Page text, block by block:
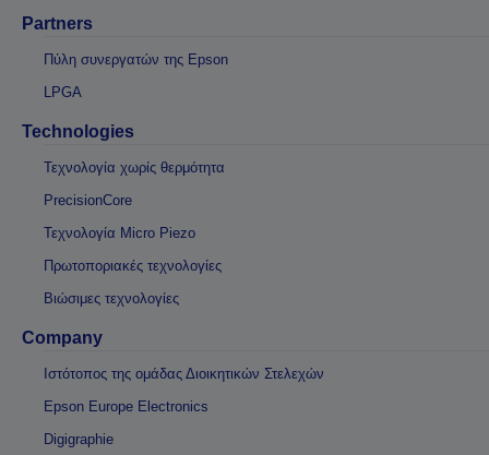
Partners
Πύλη συνεργατών της Epson
LPGA
Technologies
Τεχνολογία χωρίς θερμότητα
PrecisionCore
Τεχνολογία Micro Piezo
Πρωτοποριακές τεχνολογίες
Βιώσιμες τεχνολογίες
Company
Ιστότοπος της ομάδας Διοικητικών Στελεχών
Epson Europe Electronics
Digigraphie